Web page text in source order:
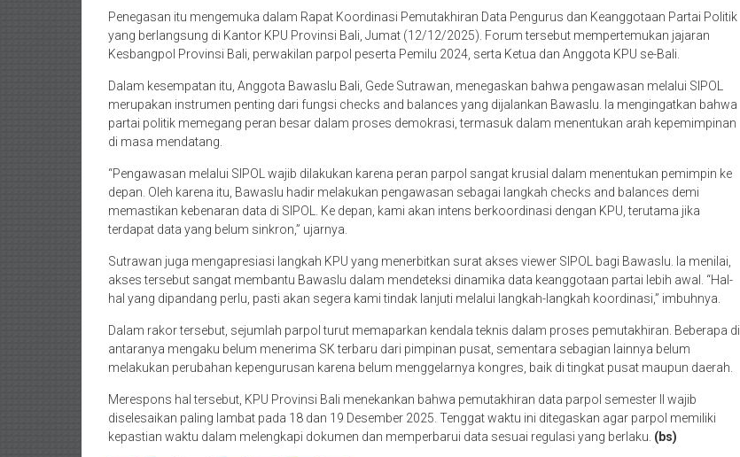
​Penegasan itu mengemuka dalam Rapat Koordinasi Pemutakhiran Data Pengurus dan Keanggotaan Partai Politik
yang berlangsung di Kantor KPU Provinsi Bali, Jumat (12/12/2025). Forum tersebut mempertemukan jajaran
Kesbangpol Provinsi Bali, perwakilan parpol peserta Pemilu 2024, serta Ketua dan Anggota KPU se-Bali.
​Dalam kesempatan itu, Anggota Bawaslu Bali, Gede Sutrawan, menegaskan bahwa pengawasan melalui SIPOL
merupakan instrumen penting dari fungsi checks and balances yang dijalankan Bawaslu. Ia mengingatkan bahwa
partai politik memegang peran besar dalam proses demokrasi, termasuk dalam menentukan arah kepemimpinan
di masa mendatang.
​“Pengawasan melalui SIPOL wajib dilakukan karena peran parpol sangat krusial dalam menentukan pemimpin ke
depan. Oleh karena itu, Bawaslu hadir melakukan pengawasan sebagai langkah checks and balances demi
memastikan kebenaran data di SIPOL. Ke depan, kami akan intens berkoordinasi dengan KPU, terutama jika
terdapat data yang belum sinkron,” ujarnya.
​Sutrawan juga mengapresiasi langkah KPU yang menerbitkan surat akses viewer SIPOL bagi Bawaslu. Ia menilai,
akses tersebut sangat membantu Bawaslu dalam mendeteksi dinamika data keanggotaan partai lebih awal. “Hal-
hal yang dipandang perlu, pasti akan segera kami tindak lanjuti melalui langkah-langkah koordinasi,” imbuhnya.
​Dalam rakor tersebut, sejumlah parpol turut memaparkan kendala teknis dalam proses pemutakhiran. Beberapa di
antaranya mengaku belum menerima SK terbaru dari pimpinan pusat, sementara sebagian lainnya belum
melakukan perubahan kepengurusan karena belum menggelarnya kongres, baik di tingkat pusat maupun daerah.
​Merespons hal tersebut, KPU Provinsi Bali menekankan bahwa pemutakhiran data parpol semester II wajib
diselesaikan paling lambat pada 18 dan 19 Desember 2025. Tenggat waktu ini ditegaskan agar parpol memiliki
kepastian waktu dalam melengkapi dokumen dan memperbarui data sesuai regulasi yang berlaku. (bs)